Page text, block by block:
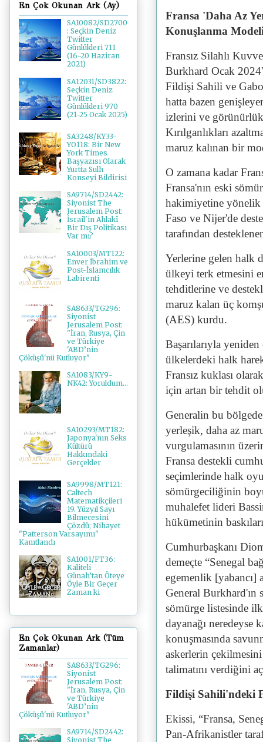
Fransa 'Daha Az
Konuşlanma
Fransız Silahlı
Burkhard Ocak
Fildişi Sahili ve
hatta bazen
izlerini ve
Kırılganlıkları
maruz kalınan bir
O zamana kadar
Fransa'nın eski
hakimiyetine yönelik
Faso ve Nijer'de
tarafından
Yerlerine gelen halk
ülkeyi terk etmesini
tehditlerine ve
maruz kalan üç
(AES) kurdu.
Başarılarıyla
ülkelerdeki halk
Fransız kuklası
için artan bir tehdit
Generalin bu bölgede
yerleşik, daha az
vurgulamasının
Fransa destekli
seçimlerinde halk
sömürgeciliğinin
muhalefet lideri
hükümetinin
Cumhurbaşkanı
demeçte “Senegal
egemenlik [yabancı]
General Burkhard'ın
sömürge listesinde ilk
dayanağı
konuşmasında
askerlerin çekilmesini
talimatını verdiğini
Fildişi Sahili'ndeki
Ekissi, “Fransa,
Pan-Afrikanistler
En Çok Okunan Ark (Ay)
SA10082/SD2700
: Seçkin Deniz
Twitter
Günlükleri 711
(16-20 Haziran
2021)
SA12031/SD3822:
Seçkin Deniz
Twitter
Günlükleri 970
(21-25 Ocak 2025)
SA3248/KY33-
YO118: Bir New
York Times
Başyazısı Olarak
Yurtta Sulh
Konseyi Bildirisi
SA9714/SD2442:
Siyonist The
Jerusalem Post:
İsrail'in Ahlakî
Bir Dış Politikası
Var mı?
SA10003/MT122:
Enver İbrahim ve
Post-İslamcılık
Labirenti
SA8633/TG296:
Siyonist
Jerusalem Post:
"İran, Rusya, Çin
ve Türkiye
'ABD’nin
Çöküşü'nü Kutluyor"
SA1083/KY9-
NK42: Yoruldum...
SA10293/MT182:
Japonya'nın Seks
Kültürü
Hakkındaki
Gerçekler
SA9998/MT121:
Caltech
Matematikçileri
19. Yüzyıl Sayı
Bilmecesini
Çözdü; Nihayet
"Patterson Varsayımı"
Kanıtlandı
SA1001/FT36:
Kaliteli
Günah’tan Öteye
Öyle Bir Geçer
Zaman ki
En Çok Okunan Ark (Tüm
Zamanlar)
SA8633/TG296:
Siyonist
Jerusalem Post:
"İran, Rusya, Çin
ve Türkiye
'ABD’nin
Çöküşü'nü Kutluyor"
SA9714/SD2442:
Siyonist The